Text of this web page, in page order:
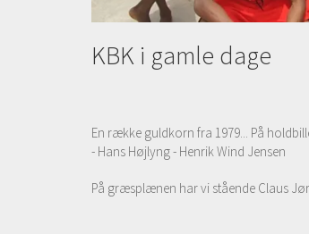
KBK i gamle dage
En række guldkorn fra 1979... På
- Hans Højlyng - Henrik Wind Jensen
På græsplænen har vi stående Claus